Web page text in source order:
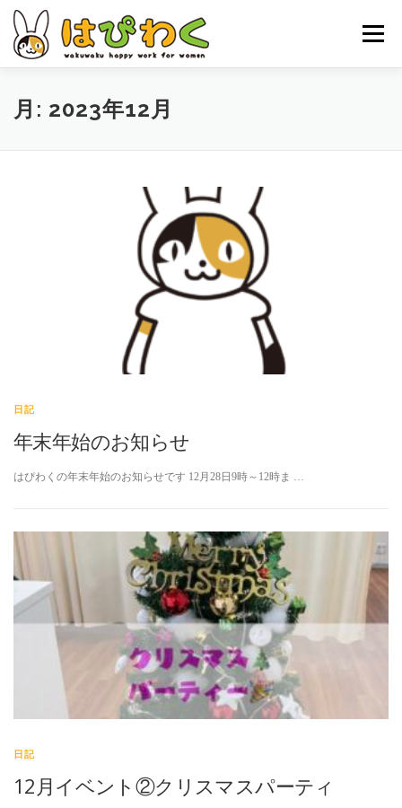
メニュー
ホーム はぴわくの特徴
月: 2023年12月
日記
年末年始のお知らせ
はぴわくの年末年始のお知らせです 12月28日9時～12時ま …
日記
12月イベント②クリスマスパーティ